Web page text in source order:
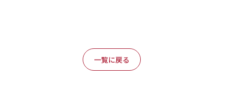
一覧に戻る